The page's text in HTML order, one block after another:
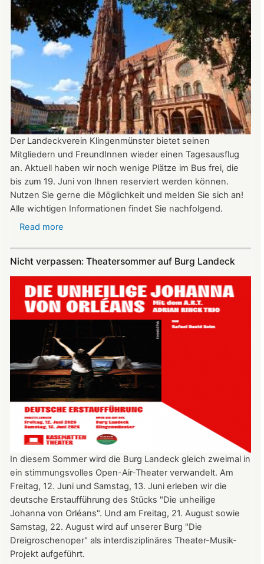
der
Burg:
After
Work
donnerstags
22:00
Uhr
Der Landeckverein Klingenmünster bietet seinen
Mitgliedern und FreundInnen wieder einen Tagesausflug
an. Aktuell haben wir noch wenige Plätze im Bus frei, die
bis zum 19. Juni von Ihnen reserviert werden können.
Nutzen Sie gerne die Möglichkeit und melden Sie sich an!
Alle wichtigen Informationen findet Sie nachfolgend.
Read more
4.
2026
nach
Freiburg
Nicht verpassen: Theatersommer auf Burg Landeck
In diesem Sommer wird die Burg Landeck gleich zweimal in
ein stimmungsvolles Open-Air-Theater verwandelt. Am
Freitag, 12. Juni und Samstag, 13. Juni erleben wir die
deutsche Erstaufführung des Stücks "Die unheilige
Johanna von Orléans". Und am Freitag, 21. August sowie
Samstag, 22. August wird auf unserer Burg "Die
Dreigroschenoper" als interdisziplinäres Theater-Musik-
Projekt aufgeführt.